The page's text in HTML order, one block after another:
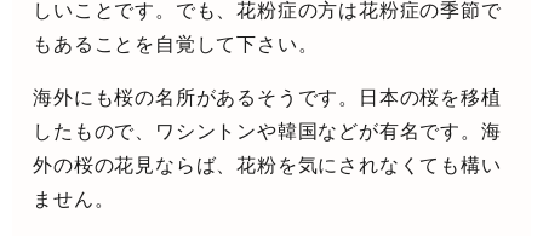
しいことです。でも、花粉症の方は花粉症の季節で
もあることを自覚して下さい。
海外にも桜の名所があるそうです。日本の桜を移植
したもので、ワシントンや韓国などが有名です。海
外の桜の花見ならば、花粉を気にされなくても構い
ません。